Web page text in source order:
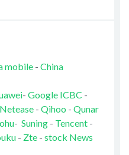
mobile- China
- Google ICBC -
Netease- Qihoo - Qunar
- Suning- Tencent-
- Zte- stock News